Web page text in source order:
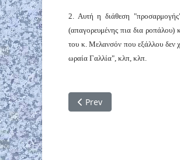
2. Αυτή η διάθεση
(απαγορευμένης πια δια ροπάλου)
του κ. Μελανσόν που εξάλλου δεν
ωραία Γαλλία", κλπ, κλπ.
Previous article: 5.000
Prev